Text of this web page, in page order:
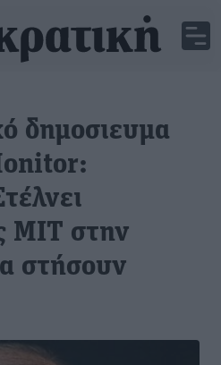
δημοσιευμα
ΜΙΤ στην
στήσουν